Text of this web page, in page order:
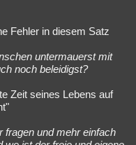
Fehler in diesem Satz
untermauerst mit
noch beleidigst?
Zeit seines Lebens auf
fragen und mehr einfach